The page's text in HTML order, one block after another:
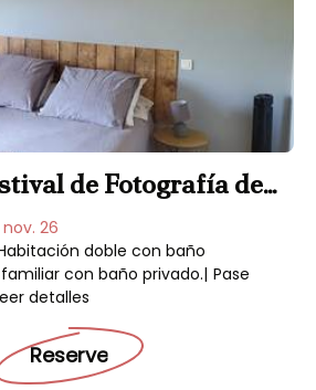
de Fotografía de
Naturaleza 2026
26
doble con baño
con baño privado.| Pase
detalles
Reserve